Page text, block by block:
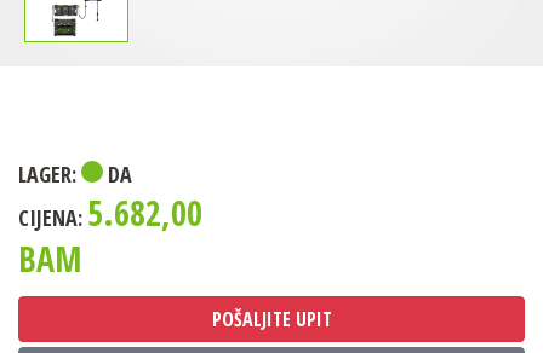
LAGER:
DA
CIJENA: 5.682,00
BAM
POŠALJITE UPIT